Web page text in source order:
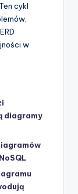
cykl
w
diagramy